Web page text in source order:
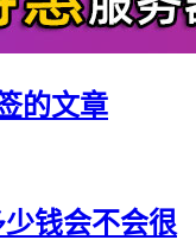
的文章
钱会不会很